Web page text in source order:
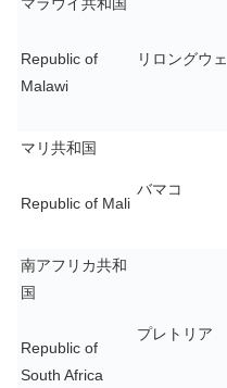
マラウイ共和国
Republic of
Malawi
リロングウェ
マリ共和国
Republic of Mali
バマコ
南アフリカ共和
国
Republic of
South Africa
プレトリア